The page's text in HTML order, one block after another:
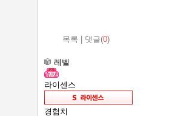
목록 댓글(0)
레벨
라이센스
경험치